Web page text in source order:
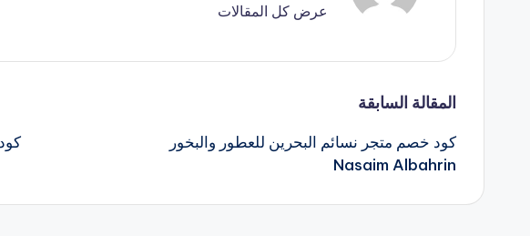
عرض كل المقالات
تصفّح
المقالات
المقالة السابقة
كود خصم متجر نسائم البحرين للعطور والبخور
Nasaim Albahrin